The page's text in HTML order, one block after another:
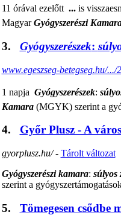
11 órával ezelőtt  ...is
MagyarGyógyszerészi
3. Gyógyszerészek:
www.egeszseg-betegseg.hu/
1 napja  Gyógyszerészek:
Kamara(MGYK) szerint a
4. Győr Plusz - A
gyorplusz.hu/- Tárolt változat
Gyógyszerészi kamara: súlyos
szerint a
5. Tömegesen csődbe